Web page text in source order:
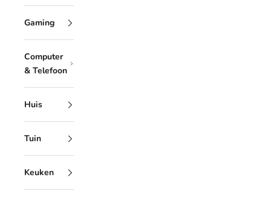
Gaming
Computer
& Telefoon
Huis
Tuin
Keuken